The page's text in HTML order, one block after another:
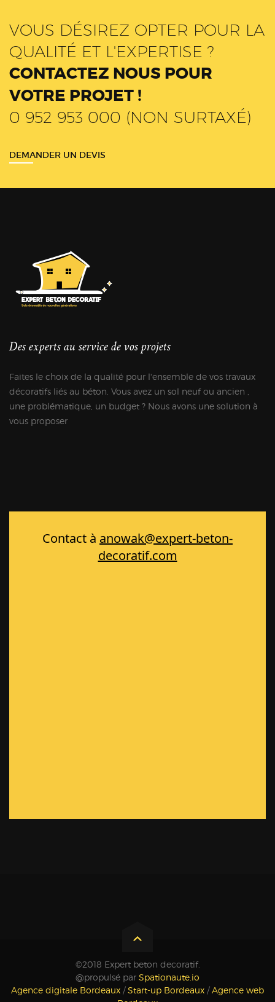
VOUS DÉSIREZ OPTER POUR LA
QUALITÉ ET L'EXPERTISE ?
CONTACTEZ NOUS POUR
VOTRE PROJET !
0 952 953 000 (NON SURTAXÉ)
DEMANDER UN DEVIS
Des experts au service de vos projets
Faites le choix de la qualité pour l'ensemble de vos travaux
décoratifs liés au béton. Vous avez un sol neuf ou ancien ,
une problématique, un budget ? Nous avons une solution à
vous proposer
©2018 Expert beton decoratif.
@propulsé par Spationaute.io
Agence digitale Bordeaux /Start-up Bordeaux /Agence web